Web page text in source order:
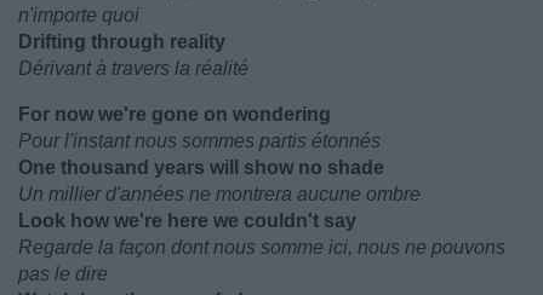
n'importe quoi
Drifting through reality
Dérivant à travers la réalité
For now we're gone on wondering
Pour l'instant nous sommes partis étonnés
One thousand years will show no shade
Un millier d'années ne montrera aucune ombre
Look how we're here we couldn't say
Regarde la façon dont nous somme ici, nous ne pouvons
pas le dire